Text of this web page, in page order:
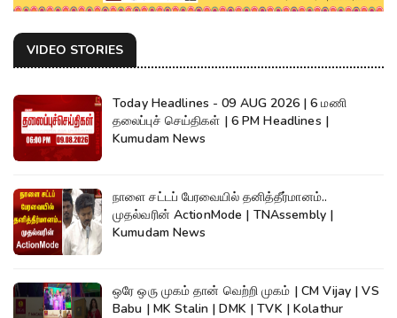
VIDEO STORIES
Today Headlines - 09 AUG 2026 | 6 மணி
தலைப்புச் செய்திகள் | 6 PM Headlines |
Kumudam News
நாளை சட்டப் பேரவையில் தனித்தீர்மானம்..
முதல்வரின் ActionMode | TNAssembly |
Kumudam News
ஒரே ஒரு முகம் தான் வெற்றி முகம் | CM Vijay | VS
Babu | MK Stalin | DMK | TVK | Kolathur